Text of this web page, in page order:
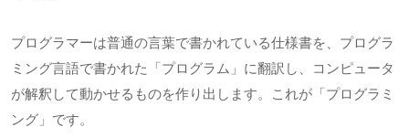
プログラマーは普通の言葉で書かれている仕様書を、プログラ
ミング言語で書かれた「プログラム」に翻訳し、コンピュータ
が解釈して動かせるものを作り出します。これが「プログラミ
ング」です。